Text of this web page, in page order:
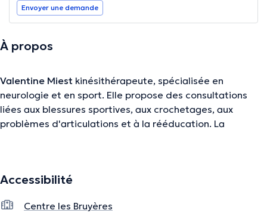
Envoyer une demande
À propos
Valentine Miest kinésithérapeute, spécialisée en
neurologie et en sport. Elle propose des consultations
liées aux blessures sportives, aux crochetages, aux
problèmes d'articulations et à la rééducation. La
consultation.
Accessibilité
Centre les Bruyères